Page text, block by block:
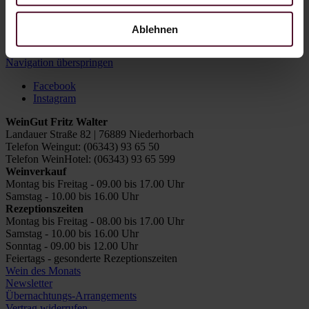
Ablehnen
von 1.90 € für den notwendigen Umkarton an. Diese sind im
Verkaufspreis von 5.60€ schon berücksichtigt.
Navigation überspringen
Facebook
Instagram
WeinGut Fritz Walter
Landauer Straße 82 | 76889 Niederhorbach
Telefon Weingut: (06343) 93 65 50
Telefon WeinHotel: (06343) 93 65 599
Weinverkauf
Montag bis Freitag - 09.00 bis 17.00 Uhr
Samstag - 10.00 bis 16.00 Uhr
Rezeptionszeiten
Montag bis Freitag - 08.00 bis 17.00 Uhr
Samstag - 10.00 bis 16.00 Uhr
Sonntag - 09.00 bis 12.00 Uhr
Feiertags - gesonderte Rezeptionszeiten
Wein des Monats
Newsletter
Übernachtungs-Arrangements